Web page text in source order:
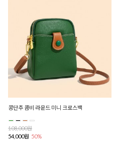
콩단추 콤비 라운드 미니 크로스백
108,000원
54,000원 50%